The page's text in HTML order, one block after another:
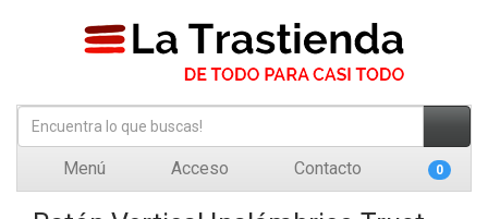
Menú Acceso Contacto 0